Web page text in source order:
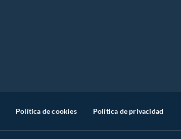
Política de cookies Política de privacidad